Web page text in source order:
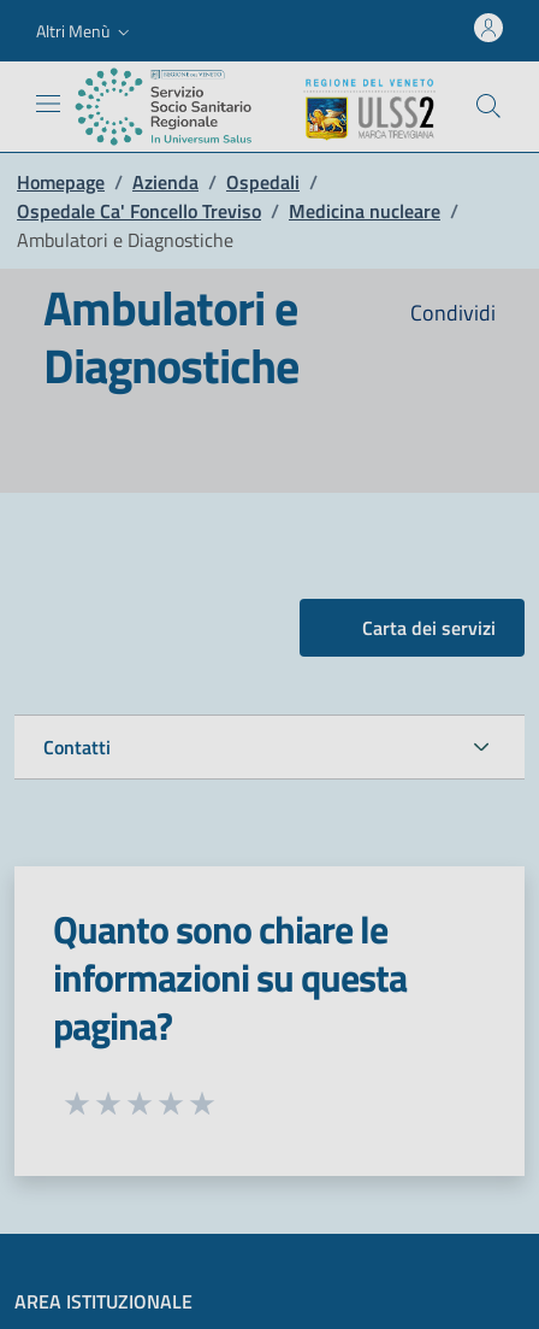
Altri Menù
Homepage / Azienda / Ospedali /
Ospedale Ca' Foncello Treviso / Medicina nucleare /
Ambulatori e Diagnostiche
Condividi
Ambulatori e
Diagnostiche
Carta dei servizi
Contatti
Quanto sono chiare le
informazioni su questa
pagina?
Seleziona una valutazione da 1 a 5 stelle
AREA ISTITUZIONALE